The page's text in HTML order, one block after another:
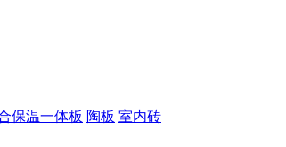
保温一体板 陶板 室内砖